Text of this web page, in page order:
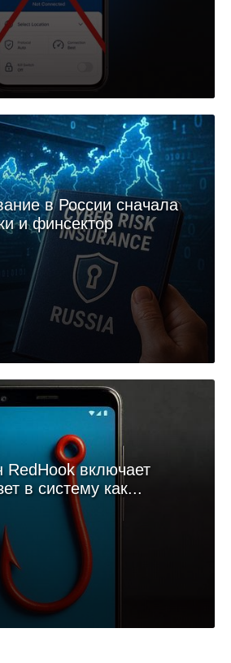
в России сначала
и финсектор
RedHook включает
в систему как...